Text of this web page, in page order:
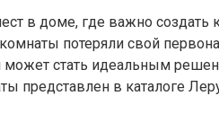
в доме, где важно создать
потеряли свой
может стать идеальным
представлен в каталоге